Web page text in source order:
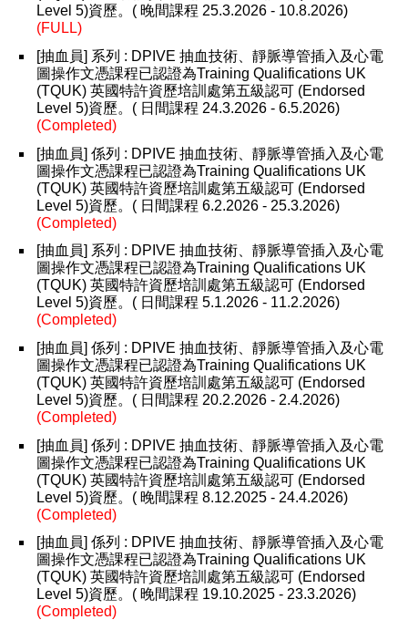
Level 5)資歷。( 晚間課程 25.3.2026 - 10.8.2026)
(FULL)
[抽血員] 系列 : DPIVE 抽血技術、靜脈導管插入及心電
圖操作文憑課程已認證為Training Qualifications UK
(TQUK) 英國特許資歷培訓處第五級認可 (Endorsed
Level 5)資歷。( 日間課程 24.3.2026 - 6.5.2026)
(Completed)
[抽血員] 係列 : DPIVE 抽血技術、靜脈導管插入及心電
圖操作文憑課程已認證為Training Qualifications UK
(TQUK) 英國特許資歷培訓處第五級認可 (Endorsed
Level 5)資歷。( 日間課程 6.2.2026 - 25.3.2026)
(Completed)
[抽血員] 系列 : DPIVE 抽血技術、靜脈導管插入及心電
圖操作文憑課程已認證為Training Qualifications UK
(TQUK) 英國特許資歷培訓處第五級認可 (Endorsed
Level 5)資歷。( 日間課程 5.1.2026 - 11.2.2026)
(Completed)
[抽血員] 係列 : DPIVE 抽血技術、靜脈導管插入及心電
圖操作文憑課程已認證為Training Qualifications UK
(TQUK) 英國特許資歷培訓處第五級認可 (Endorsed
Level 5)資歷。( 日間課程 20.2.2026 - 2.4.2026)
(Completed)
[抽血員] 係列 : DPIVE 抽血技術、靜脈導管插入及心電
圖操作文憑課程已認證為Training Qualifications UK
(TQUK) 英國特許資歷培訓處第五級認可 (Endorsed
Level 5)資歷。( 晚間課程 8.12.2025 - 24.4.2026)
(Completed)
[抽血員] 係列 : DPIVE 抽血技術、靜脈導管插入及心電
圖操作文憑課程已認證為Training Qualifications UK
(TQUK) 英國特許資歷培訓處第五級認可 (Endorsed
Level 5)資歷。( 晚間課程 19.10.2025 - 23.3.2026)
(Completed)